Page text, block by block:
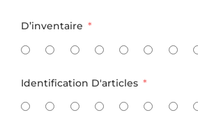
D’inventaire
Identification D'articles